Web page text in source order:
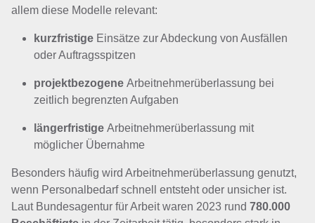
allem diese Modelle relevant:
kurzfristige Einsätze zur Abdeckung von Ausfällen
oder Auftragsspitzen
projektbezogene Arbeitnehmerüberlassung bei
zeitlich begrenzten Aufgaben
längerfristige Arbeitnehmerüberlassung mit
möglicher Übernahme
Besonders häufig wird Arbeitnehmerüberlassung genutzt,
wenn Personalbedarf schnell entsteht oder unsicher ist.
Laut Bundesagentur für Arbeit waren 2023 rund 780.000